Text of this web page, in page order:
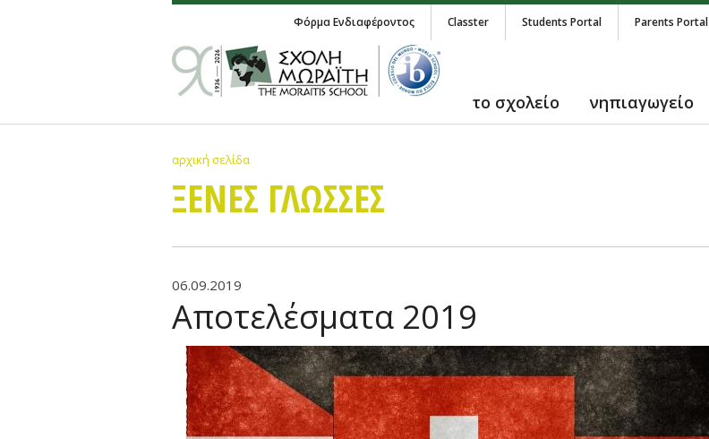
Φόρμα Ενδιαφέροντος Classter Students Portal Parents Portal
το σχολείο νηπιαγωγείο
αρχική σελίδα
ΞΕΝΕΣ ΓΛΩΣΣΕΣ
06.09.2019
Αποτελέσματα 2019